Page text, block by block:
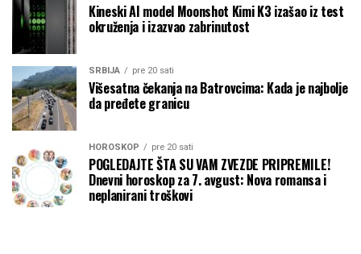
Kineski AI model Moonshot Kimi K3 izašao iz test
okruženja i izazvao zabrinutost
SRBIJA pre 20 sati
Višesatna čekanja na Batrovcima: Kada je najbolje
da pređete granicu
HOROSKOP pre 20 sati
POGLEDAJTE ŠTA SU VAM ZVEZDE PRIPREMILE!
Dnevni horoskop za 7. avgust: Nova romansa i
neplanirani troškovi